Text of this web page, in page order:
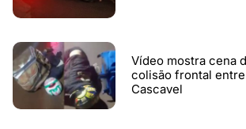
Vídeo mostra cena
colisão frontal
Cascavel